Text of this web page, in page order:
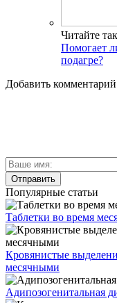
Читайте
Помогает
подагре?
Добавить комментарий
Популярные статьи
Таблетки во время
Кровянистые
месячными
Адипозогенитальная